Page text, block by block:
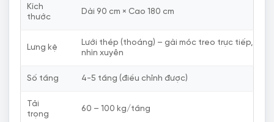
Kích
thước
Dài 90 cm × Cao 180 cm
Lưng kệ
Lưới thép (thoáng) – gài móc treo trực tiếp,
nhìn xuyên
Số tầng 4-5 tầng (điều chỉnh được)
Tải
trọng
60 – 100 kg/tầng